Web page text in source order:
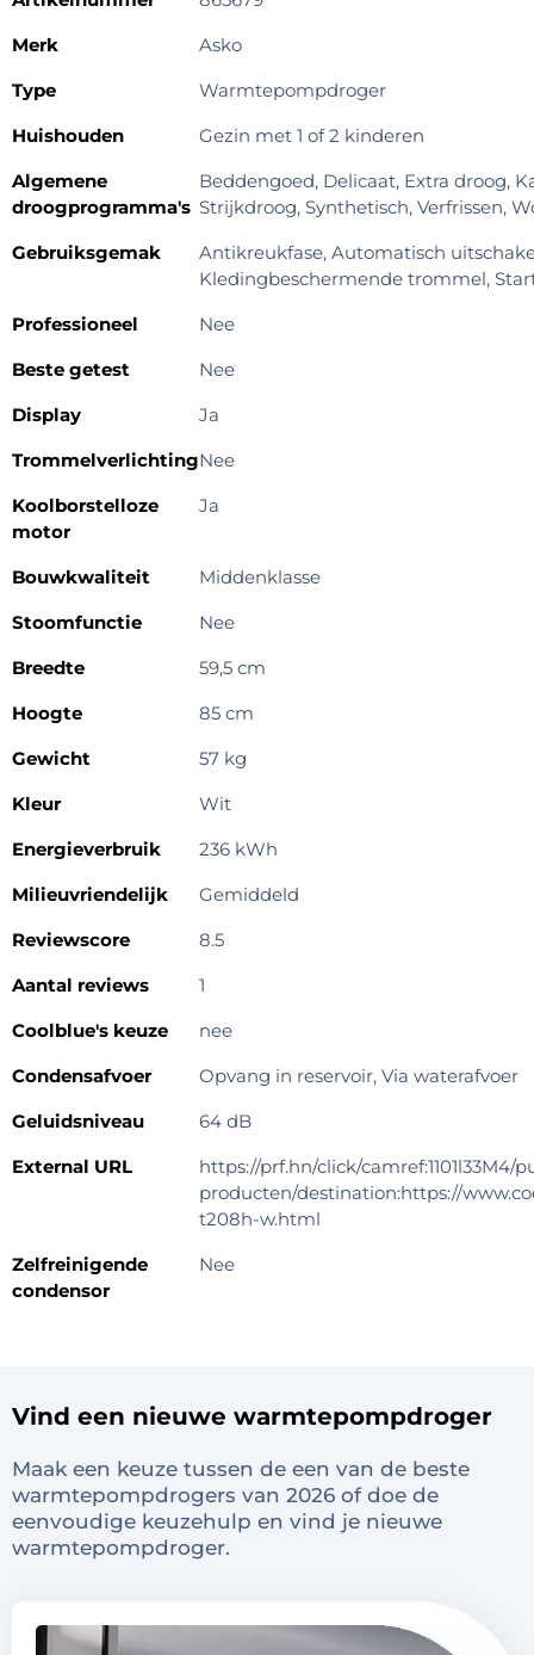
Merk
Asko
Type
Warmtepompdroger
Huishouden
Gezin met 1 of 2 kinderen
Algemene
droogprogramma's
Beddengoed, Delicaat, Extra droog,
Strijkdroog, Synthetisch, Verfrissen,
Gebruiksgemak
Antikreukfase, Automatisch
Kledingbeschermende trommel,
Professioneel
Nee
Beste getest
Nee
Display
Ja
TrommelverlichtingNee
Koolborstelloze
motor
Ja
Bouwkwaliteit
Middenklasse
Stoomfunctie
Nee
Breedte
59,5 cm
Hoogte
85 cm
Gewicht
57 kg
Kleur
Wit
Energieverbruik
236 kWh
Milieuvriendelijk
Gemiddeld
Reviewscore
8.5
Aantal reviews
1
Coolblue's keuze
nee
Condensafvoer
Opvang in reservoir, Via waterafvoer
Geluidsniveau
64 dB
External URL
https://prf.hn/click/
producten/destination:https://
t208h-w.html
Zelfreinigende
condensor
Nee
Vind een nieuwe warmtepompdroger
Maak een keuze tussen de een van de beste
warmtepompdrogers van 2026 of doe de
eenvoudige keuzehulp en vind je nieuwe
warmtepompdroger.